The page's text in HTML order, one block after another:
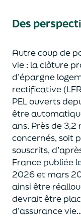
Des
Autre coup de
vie : la clôture
d’épargne
rectificative
PEL ouverts
être
ans. Près de
concernés, soit
souscrits,
France publiée
2026 et mars
ainsi être
devrait être
d’assurance vie…